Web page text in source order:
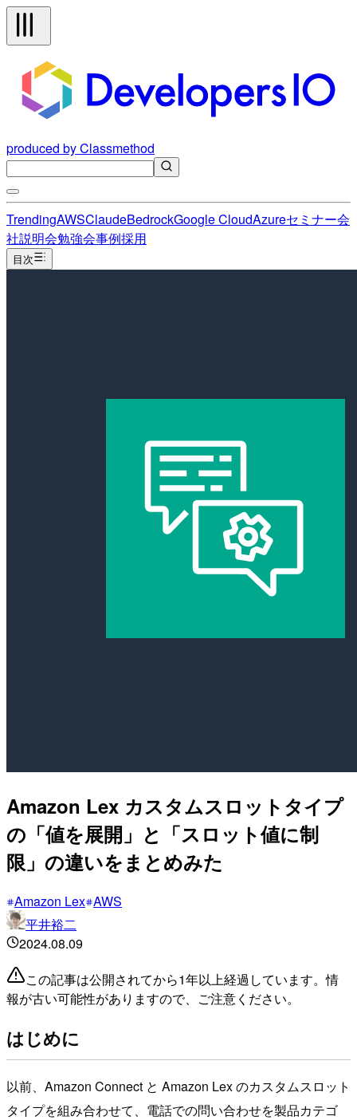
produced by Classmethod
TrendingAWSClaudeBedrockGoogle CloudAzureセミナー会
社説明会勉強会事例採用
目次
Amazon Lex カスタムスロットタイプ
の「値を展開」と「スロット値に制
限」の違いをまとめみた
Amazon Lex AWS
平井裕二
2024.08.09
この記事は公開されてから1年以上経過しています。情
報が古い可能性がありますので、ご注意ください。
はじめに
以前、Amazon Connect と Amazon Lex のカスタムスロット
タイプを組み合わせて、電話での問い合わせを製品カテゴ